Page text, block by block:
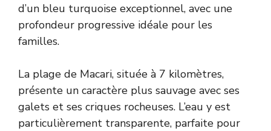
d’un bleu turquoise exceptionnel, avec une
profondeur progressive idéale pour les
familles.
La plage de Macari, située à 7 kilomètres,
présente un caractère plus sauvage avec ses
galets et ses criques rocheuses. L’eau y est
particulièrement transparente, parfaite pour